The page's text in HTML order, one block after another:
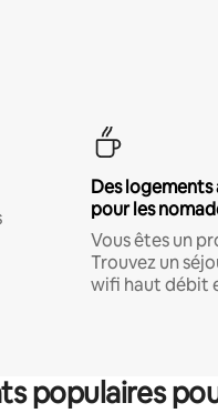
Des
pour les
Vous êtes un
Trouvez un
wifi haut débit
populaires